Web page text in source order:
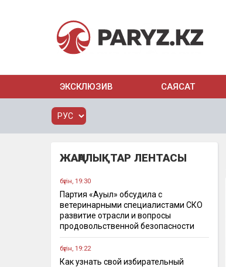
ЭКСКЛЮЗИВ САЯСАТ
ЖАҢАЛЫҚТАР ЛЕНТАСЫ
бүгін, 19:30
Партия «Ауыл» обсудила с
ветеринарными специалистами СКО
развитие отрасли и вопросы
продовольственной безопасности
бүгін, 19:22
Как узнать свой избирательный